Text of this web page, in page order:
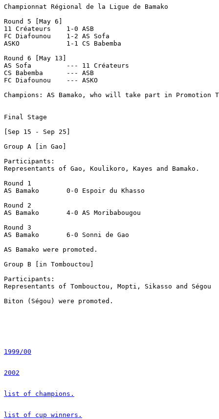
Championnat Régional de la Ligue de Bamako
Round 5 [May 6]
11 Créateurs	1-0 ASB
FC Diafounou	1-2 AS Sofa
ASKO		1-1 CS Babemba
Round 6 [May 13]
AS Sofa		--- 11 Créateurs
CS Babemba	--- ASB
FC Diafounou	--- ASKO
Champions: AS Bamako, who will take part in Promotion
Final Stage
[Sep 15 - Sep 25]
Group A [in Gao]
Participants:
Representants of Gao, Koulikoro, Kayes and Bamako.
Round 1
AS Bamako	0-0 Espoir du Khasso
Round 2
AS Bamako	4-0 AS Moribabougou
Round 3
AS Bamako	6-0 Sonni de Gao
AS Bamako were promoted.
Group B [in Tombouctou]
Participants:
Representants of Tombouctou, Mopti, Sikasso and Ségou
Biton (Ségou) were promoted.
1999/00
2002
list of champions.
list of cup winners.